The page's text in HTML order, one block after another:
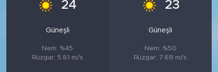
24
Güneşli
Nem: %45
Rüzgar: 5.81 m/s
23
Güneşli
Nem: %50
Rüzgar: 7.69 m/s